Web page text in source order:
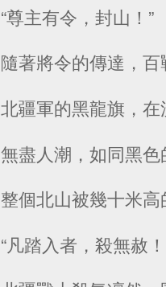
“尊主有令，封山！”
隨著將令的傳達，百
北疆軍的黑龍旗，在
無盡人潮，如同黑
整個北山被幾十米高
“凡踏入者，殺無赦